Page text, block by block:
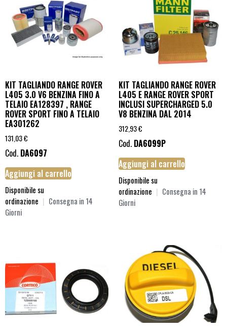
KIT TAGLIANDO RANGE ROVER
L405 3.0 V6 BENZINA FINO A
TELAIO EA128397 , RANGE
ROVER SPORT FINO A TELAIO
EA301262
131,03€
Cod. DA6097
Aggiungi al carrello
Disponibile su
ordinazione | Consegna in 14
Giorni
KIT TAGLIANDO RANGE ROVER
L405 E RANGE ROVER SPORT
INCLUSI SUPERCHARGED 5.0
V8 BENZINA DAL 2014
312,93€
Cod. DA6099P
Aggiungi al carrello
Disponibile su
ordinazione | Consegna in 14
Giorni